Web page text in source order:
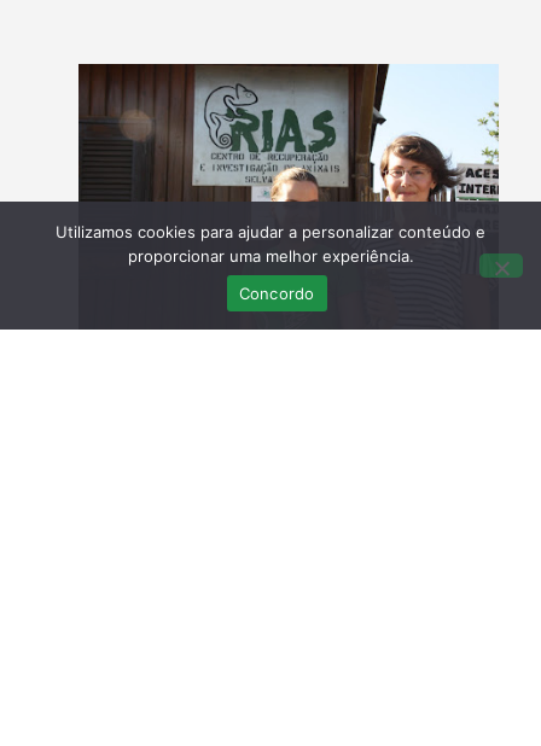
Utilizamos cookies para ajudar a personalizar conteúdo e
proporcionar uma melhor experiência.
Concordo